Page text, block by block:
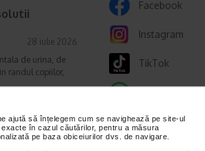
ajută să înțelegem cum se navighează pe site-ul
în cazul căutărilor, pentru a măsura
pe baza obiceiurilor dvs. de navigare.
28 iulie 2026
de urina, de
randul copiilor,
si cum o
Facebook
Instagram
TikTok
CALCULATOARE